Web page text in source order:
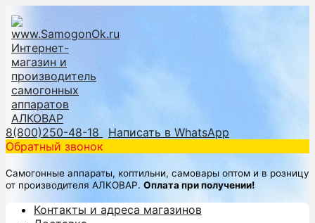
8(800)250-48-18
Написать в WhatsApp
Обратный звонок
Самогонные аппараты, коптильни, самовары оптом и в розницу
от производителя АЛКОВАР. Оплата при получении!
Контакты и адреса магазинов